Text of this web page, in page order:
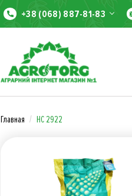
+38 (068) 887-81-83
Главная НС 2922